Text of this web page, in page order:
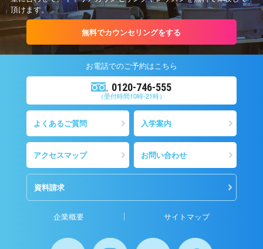
頂けます。
無料でカウンセリングをする
お電話でのご予約はこちら
0120-746-555
（受付時間10時-21時）
よくあるご質問 入学案内
アクセスマップ お問い合わせ
資料請求
企業概要 サイトマップ